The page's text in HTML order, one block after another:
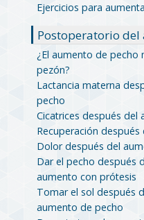
Ejercicios para
Postoperatorio
¿El aumento de
pezón?
Lactancia materna
pecho
Cicatrices después del
Recuperación
Dolor después del
Dar el pecho después
aumento con prótesis
Tomar el sol después
aumento de pecho